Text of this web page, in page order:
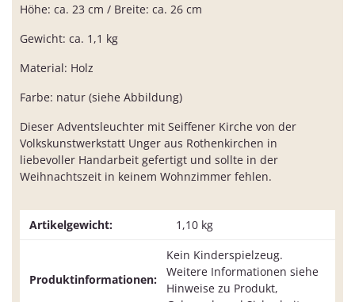
Höhe: ca. 23 cm / Breite: ca. 26 cm
Gewicht: ca. 1,1 kg
Material: Holz
Farbe: natur (siehe Abbildung)
Dieser Adventsleuchter mit Seiffener Kirche von der
Volkskunstwerkstatt Unger aus Rothenkirchen in
liebevoller Handarbeit gefertigt und sollte in der
Weihnachtszeit in keinem Wohnzimmer fehlen.
Artikelgewicht: 1,10 kg
Produktinformationen:
Kein Kinderspielzeug.
Weitere Informationen siehe
Hinweise zu Produkt,